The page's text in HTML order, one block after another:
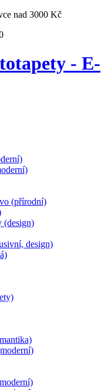
nad 3000 Kč
- E-
(přírodní)
(design)
design)